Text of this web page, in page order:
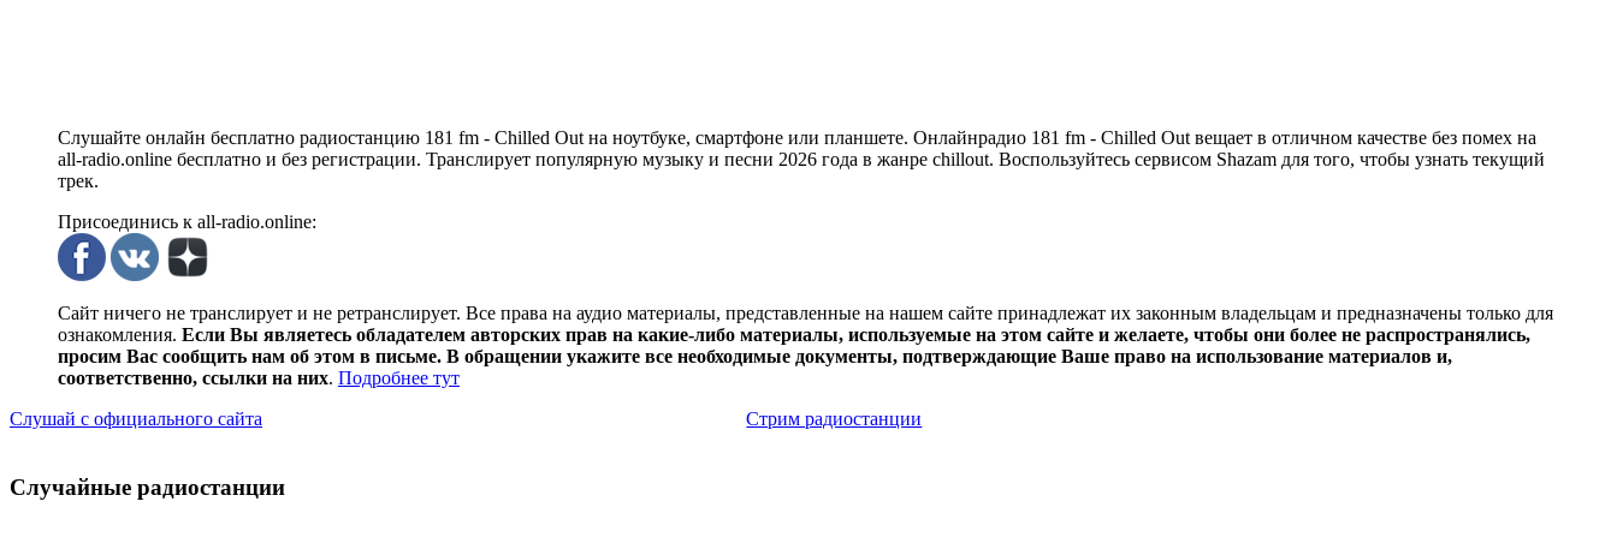
Слушайте онлайн бесплатно радиостанцию 181 fm - Chilled Out на ноутбуке, смартфоне или планшете. Онлайнрадио 181 fm - Chilled Out вещает в отличном качестве без помех на
all-radio.online бесплатно и без регистрации. Транслирует популярную музыку и песни 2026 года в жанре chillout. Воспользуйтесь сервисом Shazam для того, чтобы узнать текущий
трек.
Присоединись к all-radio.online:
Сайт ничего не транслирует и не ретранслирует. Все права на аудио материалы, представленные на нашем сайте принадлежат их законным владельцам и предназначены только для
ознакомления. Если Вы являетесь обладателем авторских прав на какие-либо материалы, используемые на этом сайте и желаете, чтобы они более не распространялись,
просим Вас сообщить нам об этом в письме. В обращении укажите все необходимые документы, подтверждающие Ваше право на использование материалов и,
соответственно, ссылки на них. Подробнее тут
Слушай с официального сайта
Стрим радиостанции
Случайные радиостанции